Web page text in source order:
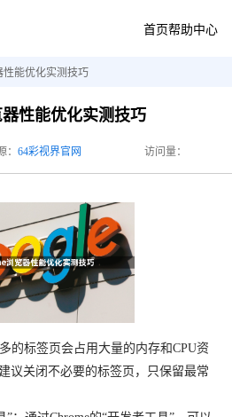
首页帮助中心
性能优化实测技巧
性能优化实测技巧
： 64彩视界官网 访问量：
的标签页会占用大量的内存和CPU资
议关闭不必要的标签页，只保留最常